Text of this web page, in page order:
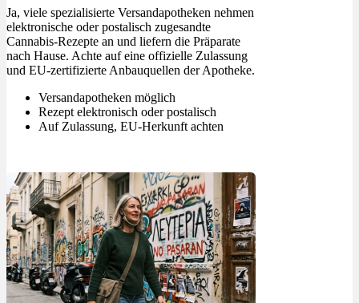
Ja, viele spezialisierte Versandapotheken nehmen
elektronische oder postalisch zugesandte
Cannabis-Rezepte an und liefern die Präparate
nach Hause. Achte auf eine offizielle Zulassung
und EU-zertifizierte Anbauquellen der Apotheke.
Versandapotheken möglich
Rezept elektronisch oder postalisch
Auf Zulassung, EU-Herkunft achten